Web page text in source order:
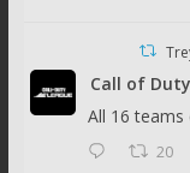
Call of
All 16
20